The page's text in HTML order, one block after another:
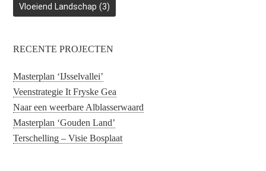
Vloeiend Landschap (3)
RECENTE PROJECTEN
Masterplan ‘IJsselvallei’
Veenstrategie It Fryske Gea
Naar een weerbare Alblasserwaard
Masterplan ‘Gouden Land’
Terschelling – Visie Bosplaat